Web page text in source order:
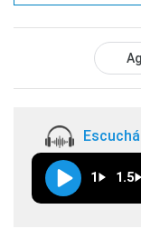
1 1.5